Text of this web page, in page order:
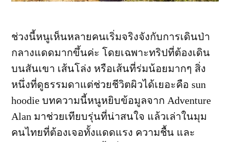
ช่วงนี้หนูเห็นหลายคนเริ่มจริงจังกับการเดินป่า
กลางแดดมากขึ้นค่ะ โดยเฉพาะทริปที่ต้องเดิน
บนสันเขา เส้นโล่ง หรือเส้นที่ร่มน้อยมากๆ สิ่ง
หนึ่งที่ดูธรรมดาแต่ช่วยชีวิตผิวได้เยอะคือ sun
hoodie บทความนี้หนูหยิบข้อมูลจาก Adventure
Alan มาช่วยเทียบรุ่นที่น่าสนใจ แล้วเล่าในมุม
คนไทยที่ต้องเจอทั้งแดดแรง ความชื้น และ